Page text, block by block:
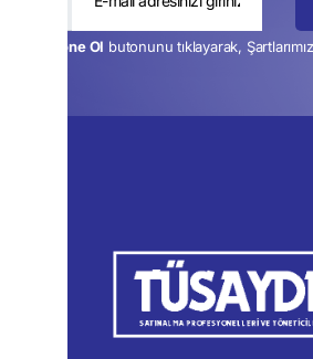
Abone Ol butonunu tıklayarak,